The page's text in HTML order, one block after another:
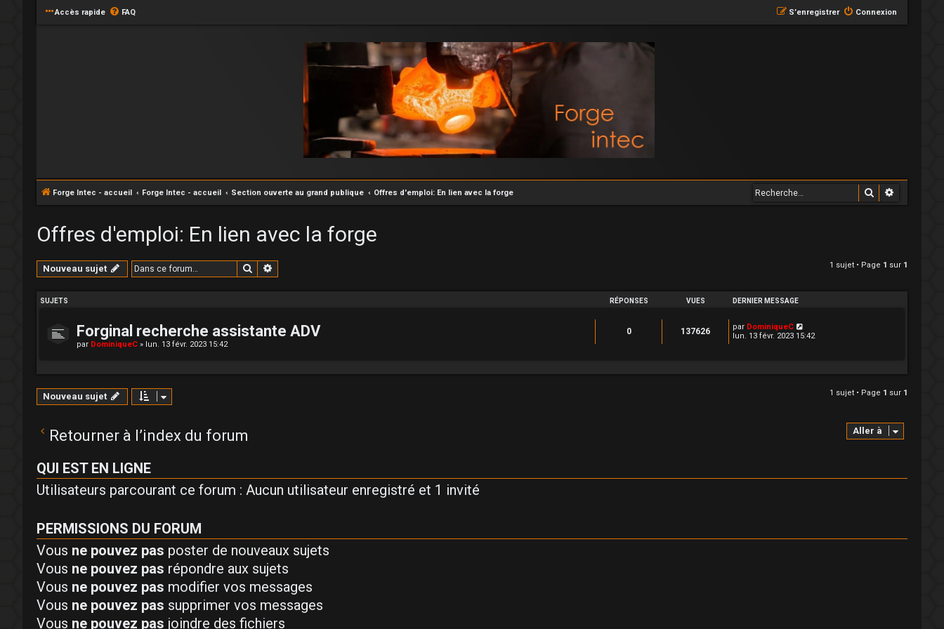
Accès rapide FAQ Connexion
S’enregistrer
Forge Intec - accueil Forge Intec - accueil Section ouverte au grand publique Offres d'emploi: En lien avec la forge Rechercher
Offres d'emploi: En lien avec la forge
Nouveau sujet Rechercher 1 sujet • Page 1 sur 1
SUJETS RÉPONSES VUES DERNIER MESSAGE
Forginal recherche assistante ADV
par DominiqueC » lun. 13 févr. 2023 15:42
0 137626 par DominiqueC
lun. 13 févr. 2023 15:42
Nouveau sujet 1 sujet • Page 1 sur 1
Retourner à l’index du forum Aller à
QUI EST EN LIGNE
Utilisateurs parcourant ce forum : Aucun utilisateur enregistré et 1 invité
PERMISSIONS DU FORUM
Vous ne pouvez pas poster de nouveaux sujets
Vous ne pouvez pas répondre aux sujets
Vous ne pouvez pas modifier vos messages
Vous ne pouvez pas supprimer vos messages
Vous ne pouvez pas joindre des fichiers